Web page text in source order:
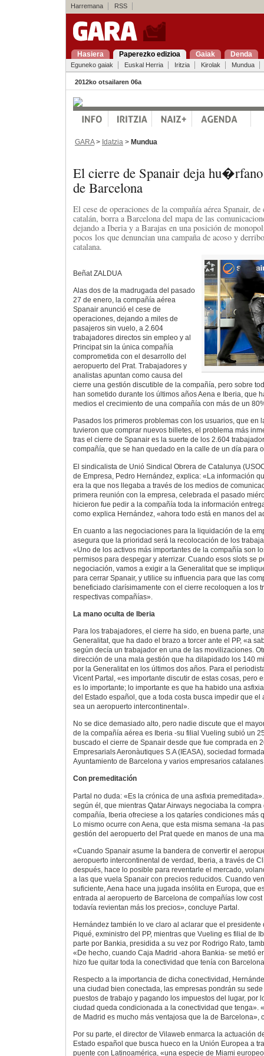
Harremana RSS
Hasiera Paperezko edizioa Gaiak Denda
Eguneko gaiak Euskal Herria Iritzia Kirolak Mundua
2012ko otsailaren 06a
GARA> Idatzia > Mundua
El cierre de Spanair deja
de Barcelona
El cese de operaciones de la compañía aérea Spanair,
catalán, borra a Barcelona del mapa de las
dejando a Iberia y a Barajas en una posición de
pocos los que denuncian una campaña de acoso y
catalana.
Beñat ZALDUA
Alas dos de la madrugada del pasado
27 de enero, la compañía aérea
Spanair anunció el cese de
operaciones, dejando a miles de
pasajeros sin vuelo, a 2.604
trabajadores directos sin empleo y al
Principat sin la única compañía
comprometida con el desarrollo del
aeropuerto del Prat. Trabajadores y
analistas apuntan como causa del
cierre una gestión discutible de la compañía, pero sobre
han sometido durante los últimos años Aena e Iberia, que
medios el crecimiento de una compañía con más de un
Pasados los primeros problemas con los usuarios, que en
tuvieron que comprar nuevos billetes, el problema más
tras el cierre de Spanair es la suerte de los 2.604
compañía, que se han quedado en la calle de un día para
El sindicalista de Unió Sindical Obrera de Catalunya
de Empresa, Pedro Hernández, explica: «La información
era la que nos llegaba a través de los medios de
primera reunión con la empresa, celebrada el pasado
hicieron fue pedir a la compañía toda la información
como explica Hernández, «ahora todo está en manos del
En cuanto a las negociaciones para la liquidación de la
asegura que la prioridad será la recolocación de los
«Uno de los activos más importantes de la compañía son
permisos para despegar y aterrizar. Cuando esos slots se
negociación, vamos a exigir a la Generalitat que se
para cerrar Spanair, y utilice su influencia para que las
beneficiado clarísimamente con el cierre recoloquen a los
respectivas compañías».
La mano oculta de Iberia
Para los trabajadores, el cierre ha sido, en buena parte,
Generalitat, que ha dado el brazo a torcer ante el PP, «a
según decía un trabajador en una de las movilizaciones.
dirección de una mala gestión que ha dilapidado los 140
por la Generalitat en los últimos dos años. Para el
Vicent Partal, «es importante discutir de estas cosas, pero
es lo importante; lo importante es que ha habido una
del Estado español, que a toda costa busca impedir que el
sea un aeropuerto intercontinental».
No se dice demasiado alto, pero nadie discute que el
de la compañía aérea es Iberia -su filial Vueling subió un
buscado el cierre de Spanair desde que fue comprada en
Empresarials Aeronàutiques S.A (IEASA), sociedad
Ayuntamiento de Barcelona y varios empresarios
Con premeditación
Partal no duda: «Es la crónica de una asfixia
según él, que mientras Qatar Airways negociaba la
compañía, Iberia ofreciese a los qataríes condiciones más
Lo mismo ocurre con Aena, que esta misma semana -la
gestión del aeropuerto del Prat quede en manos de una
«Cuando Spanair asume la bandera de convertir el
aeropuerto intercontinental de verdad, Iberia, a través de
después, hace lo posible para reventarle el mercado,
a las que vuela Spanair con precios reducidos. Cuando
suficiente, Aena hace una jugada insólita en Europa, que
entrada al aeropuerto de Barcelona de compañías low
todavía revientan más los precios», concluye Partal.
Hernández también lo ve claro al aclarar que el presidente
Piqué, exministro del PP, mientras que Vueling es filial de
parte por Bankia, presidida a su vez por Rodrigo Rato,
«De hecho, cuando Caja Madrid -ahora Bankia- se metió
hizo fue quitar toda la conectividad que tenía con
Respecto a la importancia de dicha conectividad,
una ciudad bien conectada, las empresas pondrán su
puestos de trabajo y pagando los impuestos del lugar, por
ciudad queda condicionada a la conectividad que tenga».
de Madrid es mucho más ventajosa que la de Barcelona»,
Por su parte, el director de Vilaweb enmarca la actuación
Estado español que busca hueco en la Unión Europea a
puente con Latinoamérica, «una especie de Miami